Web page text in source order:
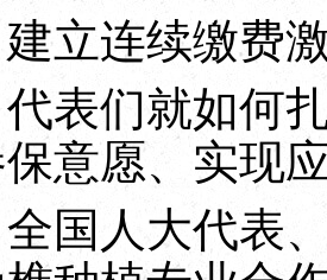
连续缴费激
们就如何扎
保意愿、实现
人大代表、